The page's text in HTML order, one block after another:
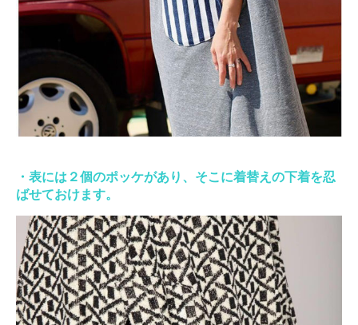
・表には２個のポッケがあり、そこに着替えの下着を忍
ばせておけます。